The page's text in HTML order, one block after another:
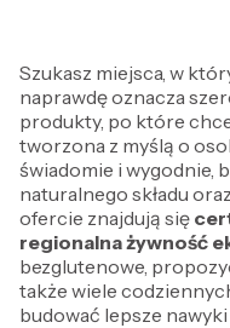
Szukasz miejsca, w
naprawdę oznacza
produkty, po które
tworzona z myślą o
świadomie i wygodnie,
naturalnego składu
ofercie znajdują się
regionalna żywność
bezglutenowe,
także wiele
budować lepsze